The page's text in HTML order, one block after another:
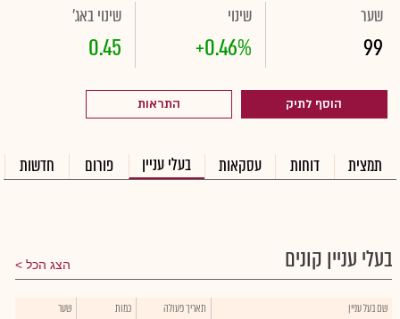
שער
99
שינוי
+0.46%
שינוי באג'
0.45
הוסף לתיק התראות
תמצית דוחות עסקאות בעלי עניין פורום חדשות
בעלי עניין קונים הצג הכל
שם בעל עניין תאריך פעולה כמות שער